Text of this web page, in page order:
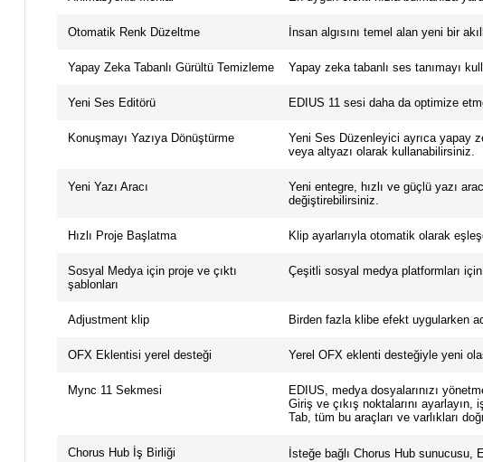
Otomatik Renk Düzeltme İnsan algısını temel alan yeni bir
Yapay Zeka Tabanlı Gürültü Temizleme Yapay zeka tabanlı ses tanımayı
Yeni Ses Editörü EDIUS 11 sesi daha da optimize
Konuşmayı Yazıya Dönüştürme
Yeni Ses Düzenleyici ayrıca yapay
veya altyazı olarak kullanabilirsiniz.
Yeni Yazı Aracı
Yeni entegre, hızlı ve güçlü yazı
değiştirebilirsiniz.
Hızlı Proje Başlatma Klip ayarlarıyla otomatik olarak
Sosyal Medya için proje ve çıktı
şablonları
Çeşitli sosyal medya platformları
Adjustment klip Birden fazla klibe efekt uygularken
OFX Eklentisi yerel desteği Yerel OFX eklenti desteğiyle yeni
Mync 11 Sekmesi
EDIUS, medya dosyalarınızı
Giriş ve çıkış noktalarını
Tab, tüm bu araçları ve varlıkları
Chorus Hub İş Birliği
İsteğe bağlı Chorus Hub sunucusu,